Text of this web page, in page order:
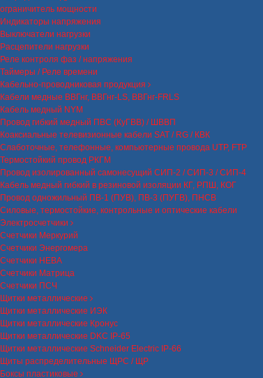
ограничитель мощности
Индикаторы напряжения
Выключатели нагрузки
Расцепители нагрузки
Реле контроля фаз / напряжения
Таймеры / Реле времени
Кабельно-проводниковая продукция
Кабели медные ВВГнг, ВВГнг-LS, ВВГнг-FRLS
Кабель медный NYM
Провод гибкий медный ПВС (КуГВВ) / ШВВП
Коаксиальные телевизионные кабели SAT / RG / КВК
Слаботочные, телефонные, компьютерные провода UTP, FTP
Термостойкий провод РКГМ
Провод изолированный самонесущий СИП-2 / СИП-3 / СИП-4
Кабель медный гибкий в резиновой изоляции КГ, РПШ, КОГ
Провод одножильный ПВ-1 (ПУВ), ПВ-3 (ПУГВ), ПНСВ
Силовые, термостойкие, контрольные и оптические кабели
Электросчетчики
Счетчики Меркурий
Счетчики Энергомера
Счетчики НЕВА
Счетчики Матрица
Счетчики ПСЧ
Щитки металлические
Щитки металлические ИЭК
Щитки металлические Кронус
Щитки металлические DKC IP-65
Щитки металлические Schneider Electric IP-66
Щиты распределительные ЩРС / ЩР
Боксы пластиковые